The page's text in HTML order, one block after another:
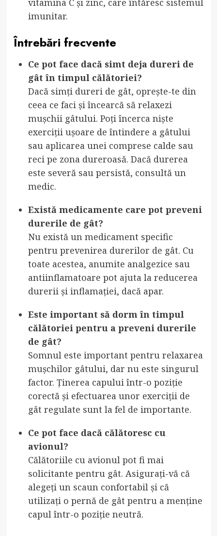
vitamina C și zinc, care întăresc sistemul
imunitar.
Întrebări frecvente
Ce pot face dacă simt deja dureri de
gât în timpul călătoriei?
Dacă simți dureri de gât, oprește-te din
ceea ce faci și încearcă să relaxezi
mușchii gâtului. Poți încerca niște
exerciții ușoare de întindere a gâtului
sau aplicarea unei comprese calde sau
reci pe zona dureroasă. Dacă durerea
este severă sau persistă, consultă un
medic.
Există medicamente care pot preveni
durerile de gât?
Nu există un medicament specific
pentru prevenirea durerilor de gât. Cu
toate acestea, anumite analgezice sau
antiinflamatoare pot ajuta la reducerea
durerii și inflamației, dacă apar.
Este important să dorm în timpul
călătoriei pentru a preveni durerile
de gât?
Somnul este important pentru relaxarea
mușchilor gâtului, dar nu este singurul
factor. Ținerea capului într-o poziție
corectă și efectuarea unor exerciții de
gât regulate sunt la fel de importante.
Ce pot face dacă călătoresc cu
avionul?
Călătoriile cu avionul pot fi mai
solicitante pentru gât. Asigurați-vă că
alegeți un scaun confortabil și că
utilizați o pernă de gât pentru a menține
capul într-o poziție neutră.